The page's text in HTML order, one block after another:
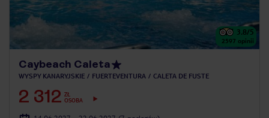
3.8/5
2597 opinii
Caybeach Caleta
WYSPY KANARYJSKIE FUERTEVENTURA CALETA DE FUSTE
2 312 ZŁ
OSOBA